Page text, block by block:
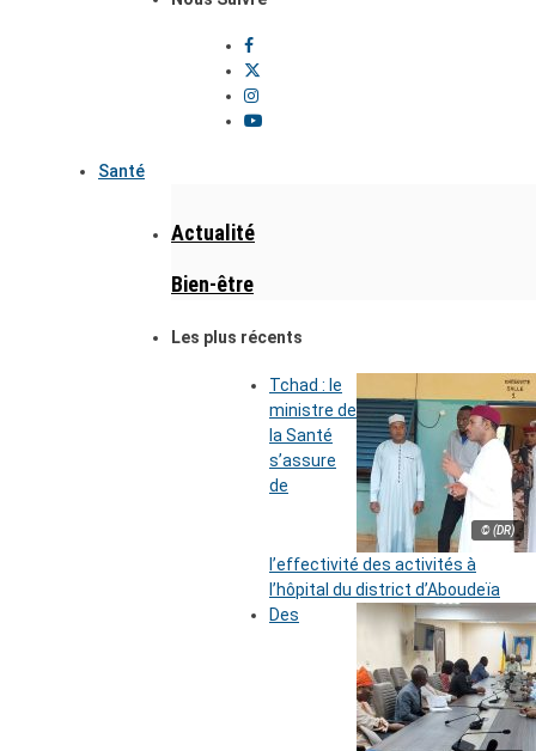
Santé
Actualité
Bien-être
Les plus récents
© (DR)
Tchad : le
ministre de
la Santé
s’assure
de
l’effectivité des activités à
l’hôpital du district d’Aboudeïa
Des